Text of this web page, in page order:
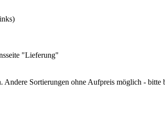
"Lieferung"
Sortierungen ohne Aufpreis möglich -